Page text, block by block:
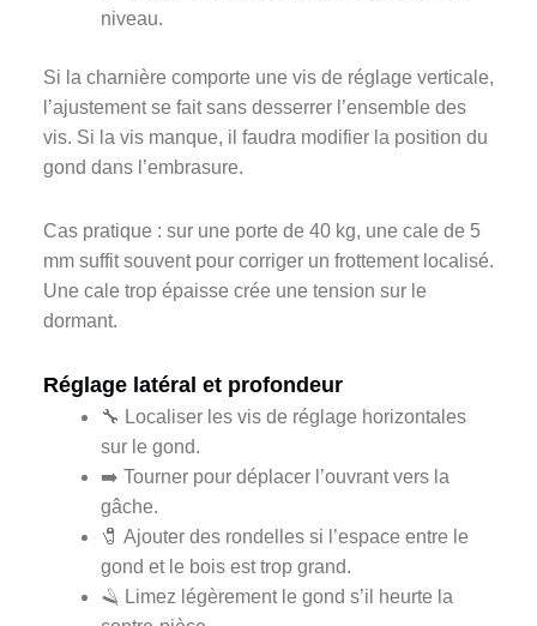
niveau.
Si la charnière comporte une vis de réglage verticale,
l’ajustement se fait sans desserrer l’ensemble des
vis. Si la vis manque, il faudra modifier la position du
gond dans l’embrasure.
Cas pratique : sur une porte de 40 kg, une cale de 5
mm suffit souvent pour corriger un frottement localisé.
Une cale trop épaisse crée une tension sur le
dormant.
Réglage latéral et profondeur
🔧 Localiser les vis de réglage horizontales
sur le gond.
➡️ Tourner pour déplacer l’ouvrant vers la
gâche.
🧷 Ajouter des rondelles si l’espace entre le
gond et le bois est trop grand.
🪒 Limez légèrement le gond s’il heurte la